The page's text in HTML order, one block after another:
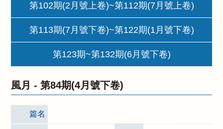
第102期(2月號上卷)~第112期(7月號上卷)
第113期(7月號下卷)~第122期(1月號下卷)
第123期~第132期(6月號下卷)
風月 -第84期(4月號下卷)
篇名